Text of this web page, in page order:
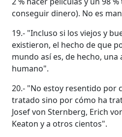
conseguir dinero). No es
19.- "Incluso si los viejos y
existieron, el hecho de que
mundo así es, de hecho,
humano".
20.- "No estoy resentido por
tratado sino por cómo ha
Josef von Sternberg, Erich
Keaton y a otros cientos".